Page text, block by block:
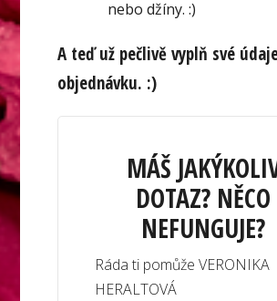
nebo džíny. :)
A teď už pečlivě vyplň své
objednávku. :)
MÁŠ
DOTAZ? NĚCO
NEFUNGUJE?
Ráda ti pomůže VERONIKA
HERALTOVÁ